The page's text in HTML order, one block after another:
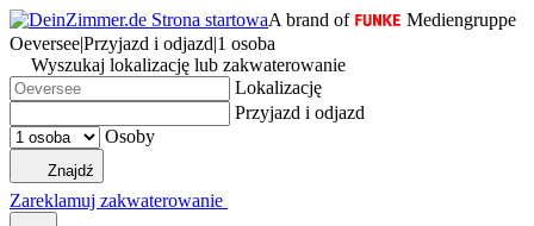
A brand of
Mediengruppe
Oeversee|Przyjazd i odjazd|1 osoba
Wyszukaj lokalizację lub zakwaterowanie
Lokalizację
Przyjazd i odjazd
Osoby
Znajdź
Zareklamuj zakwaterowanie